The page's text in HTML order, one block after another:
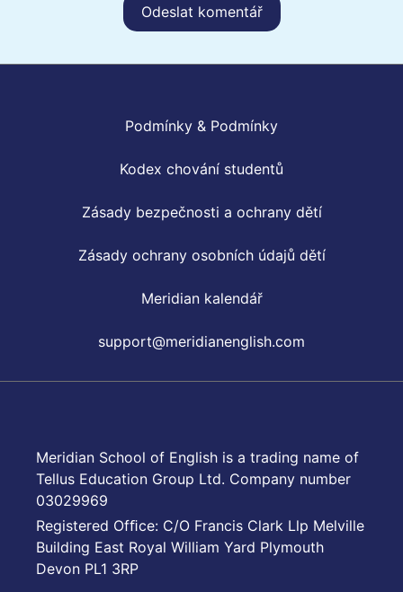
Podmínky & Podmínky
Kodex chování studentů
Zásady bezpečnosti a ochrany dětí
Zásady ochrany osobních údajů dětí
Meridian kalendář
support@meridianenglish.com
Meridian School of English is a trading name of
Tellus Education Group Ltd. Company number
03029969
Registered Ofﬁce: C/O Francis Clark Llp Melville
Building East Royal William Yard Plymouth
Devon PL1 3RP